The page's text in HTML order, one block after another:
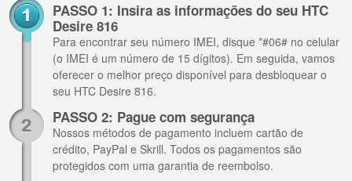
PASSO 1: Insira as informações do seu HTC
Desire 816
Para encontrar seu número IMEI, disque *#06# no celular
(o IMEI é um número de 15 dígitos). Em seguida, vamos
oferecer o melhor preço disponível para desbloquear o
seu HTC Desire 816.
PASSO 2: Pague com segurança
Nossos métodos de pagamento incluem cartão de
crédito, PayPal e Skrill. Todos os pagamentos são
protegidos com uma garantia de reembolso.